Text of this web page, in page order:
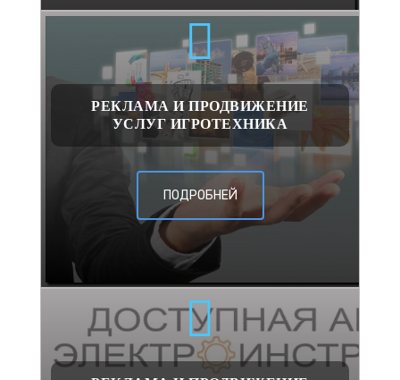
РЕКЛАМА И ПРОДВИЖЕНИЕ
УСЛУГ ИГРОТЕХНИКА
ПОДРОБНЕЙ